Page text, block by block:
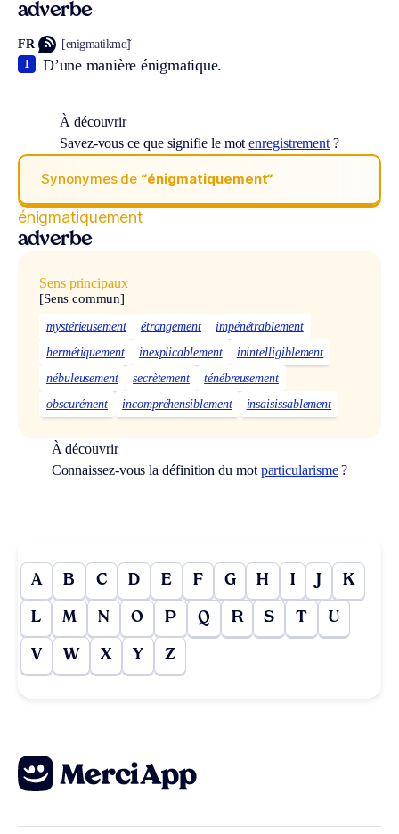
adverbe
FR [enigmatikmɑ̃]
D’une manière énigmatique.
1
À découvrir
Savez-vous ce que signifie le motenregistrement ?
Synonymes de “énigmatiquement“
énigmatiquement
adverbe
Sens principaux
[Sens commun]
mystérieusement étrangement
impénétrablement
hermétiquement
inexplicablement
inintelligiblement
nébuleusement
secrètement
ténébreusement
obscurément
incompréhensiblement insaisissablement
À découvrir
Connaissez-vous la définition du mot particularisme?
A B C D E F G H I J K
L M N O P Q R S T U
V W X Y Z